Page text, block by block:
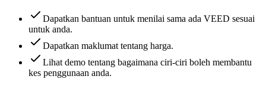
Dapatkan bantuan untuk menilai sama ada VEED sesuai
untuk anda.
Dapatkan maklumat tentang harga.
Lihat demo tentang bagaimana ciri-ciri boleh membantu
kes penggunaan anda.